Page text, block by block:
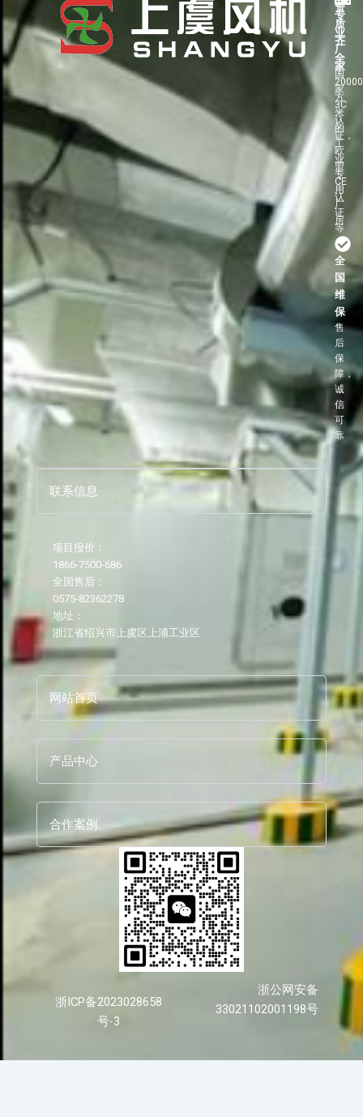
资
质
齐
全
国
家
3C
认
证，
欧
盟
CE
认
证
等
专
业
厂
家
方
米
的
工
业
专
用
厂
房
全
国
维
保
售
后
保
障，
诚
信
可
靠
联系信息
项目报价：
1866-7500-686
全国售后：
0575-82362278
地址：
浙江省绍兴市上虞区上浦工业区
网站首页
产品中心
合作案例
浙ICP备2023028658
号-3
浙公网安备
33021102001198号